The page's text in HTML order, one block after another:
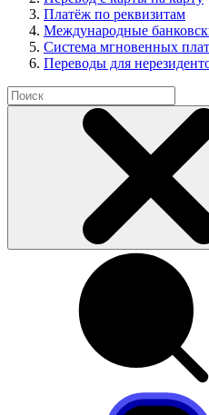
Платёж по реквизитам
Международные
Система мгновенных
Переводы для